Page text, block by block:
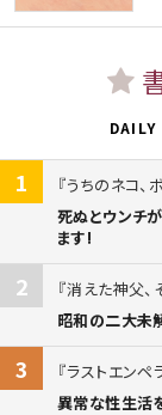
DAILY
1
うちのネコ、
死ぬとウンチ
ます!
2
消えた神父、
昭和の二大未
3
ラストエン
異常な性生活